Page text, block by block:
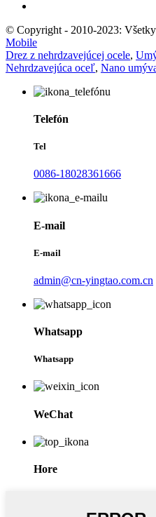
© Copyright - 2010-2023:
Mobile
Drez z nehrdzavejúcej ocele,
Nehrdzavejúca oceľ, Nano
Telefón
Tel
0086-18028361666
E-mail
E-mail
admin@cn-yingtao.com.cn
Whatsapp
Whatsapp
WeChat
Hore